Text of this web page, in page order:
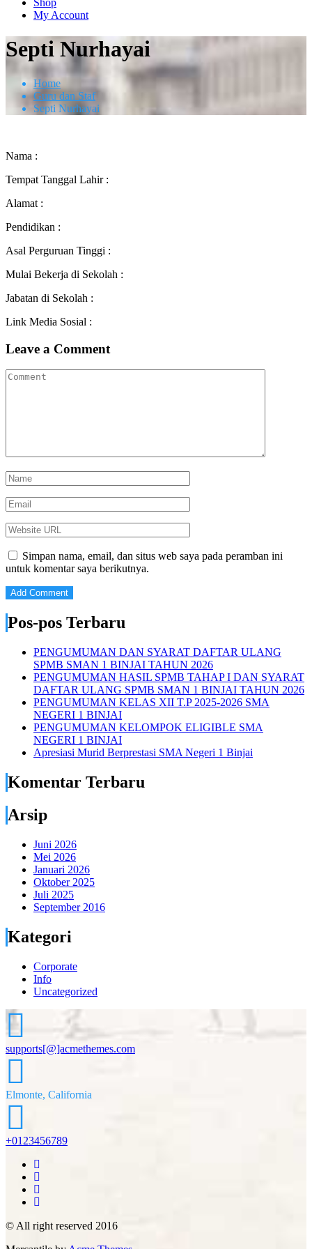
Shop
My Account
Septi Nurhayai
Home
Guru dan Staf
Septi Nurhayai
Nama :
Tempat Tanggal Lahir :
Alamat :
Pendidikan :
Asal Perguruan Tinggi :
Mulai Bekerja di Sekolah :
Jabatan di Sekolah :
Link Media Sosial :
Leave a Comment
Simpan nama, email, dan situs web saya pada peramban ini
untuk komentar saya berikutnya.
Pos-pos Terbaru
PENGUMUMAN DAN SYARAT DAFTAR ULANG
SPMB SMAN 1 BINJAI TAHUN 2026
PENGUMUMAN HASIL SPMB TAHAP I DAN SYARAT
DAFTAR ULANG SPMB SMAN 1 BINJAI TAHUN 2026
PENGUMUMAN KELAS XII T.P 2025-2026 SMA
NEGERI 1 BINJAI
PENGUMUMAN KELOMPOK ELIGIBLE SMA
NEGERI 1 BINJAI
Apresiasi Murid Berprestasi SMA Negeri 1 Binjai
Komentar Terbaru
Arsip
Juni 2026
Mei 2026
Januari 2026
Oktober 2025
Juli 2025
September 2016
Kategori
Corporate
Info
Uncategorized
supports[@]acmethemes.com
Elmonte, California
+0123456789
© All right reserved 2016